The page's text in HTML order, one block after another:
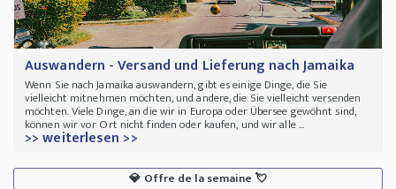
Auswandern - Versand und Lieferung nach Jamaika
Wenn Sie nach Jamaika auswandern, gibt es einige Dinge, die Sie
vielleicht mitnehmen möchten, und andere, die Sie vielleicht versenden
möchten. Viele Dinge, an die wir in Europa oder Übersee gewöhnt sind,
können wir vor Ort nicht finden oder kaufen, und wir alle ...
>> weiterlesen >>
💎 Offre de la semaine 💘